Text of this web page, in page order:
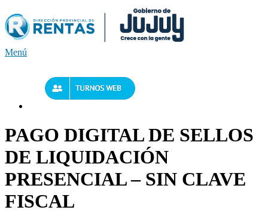
al
contenido
Menú
PAGO DIGITAL DE SELLOS
DE LIQUIDACIÓN
PRESENCIAL – SIN CLAVE
FISCAL